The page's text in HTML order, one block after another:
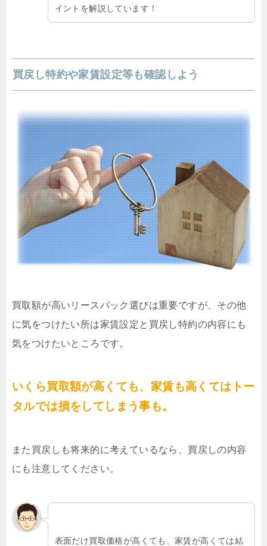
イントを解説しています！
買戻し特約や家賃設定等も確認しよう
買取額が高いリースバック選びは重要ですが、その他
に気をつけたい所は家賃設定と買戻し特約の内容にも
気をつけたいところです。
いくら買取額が高くても、家賃も高くてはトー
タルでは損をしてしまう事も。
また買戻しも将来的に考えているなら、買戻しの内容
にも注意してください。
表面だけ買取価格が高くても、家賃が高くては結